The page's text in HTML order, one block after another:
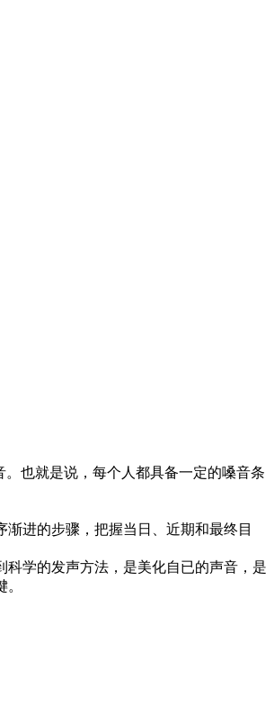
也就是说，每个人都具备一定的嗓音条
进的步骤，把握当日、近期和最终目
学的发声方法，是美化自已的声音，是